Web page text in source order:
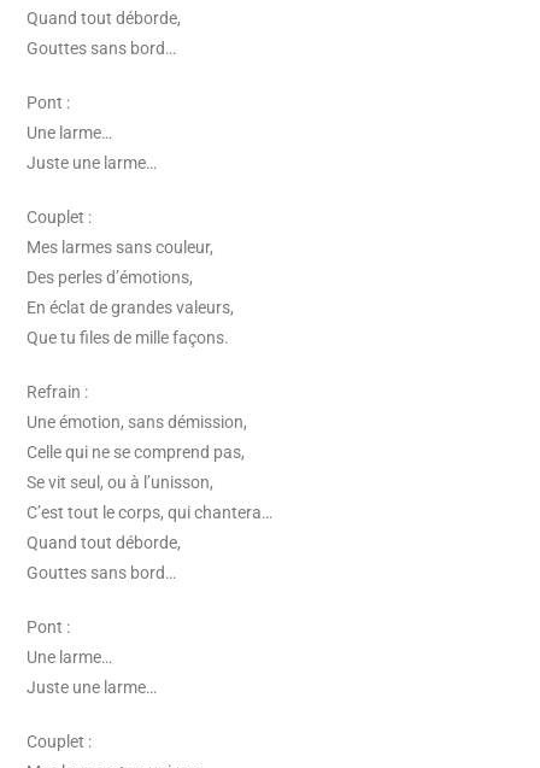
Quand tout déborde,
Gouttes sans bord…
Pont :
Une larme…
Juste une larme…
Couplet :
Mes larmes sans couleur,
Des perles d’émotions,
En éclat de grandes valeurs,
Que tu files de mille façons.
Refrain :
Une émotion, sans démission,
Celle qui ne se comprend pas,
Se vit seul, ou à l’unisson,
C’est tout le corps, qui chantera…
Quand tout déborde,
Gouttes sans bord…
Pont :
Une larme…
Juste une larme…
Couplet :